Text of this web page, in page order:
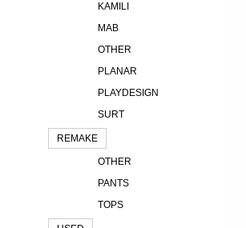
KAMILI
MAB
OTHER
PLANAR
PLAYDESIGN
SURT
REMAKE
OTHER
PANTS
TOPS